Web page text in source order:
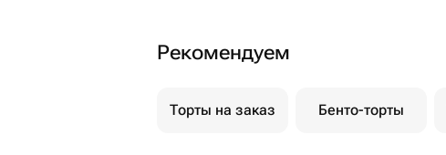
Рекомендуем
Торты на заказ Бенто-торты